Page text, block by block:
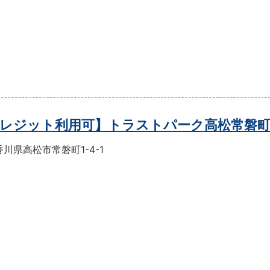
レジット利用可】トラストパーク高松常磐町
川県高松市常磐町1-4-1